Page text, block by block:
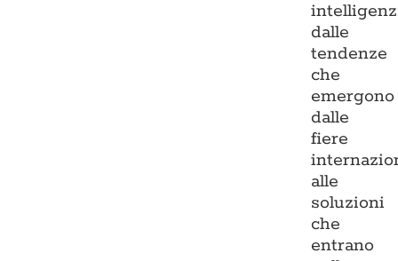
dalle
tendenze
che
emergono
dalle
fiere
alle
soluzioni
che
entrano